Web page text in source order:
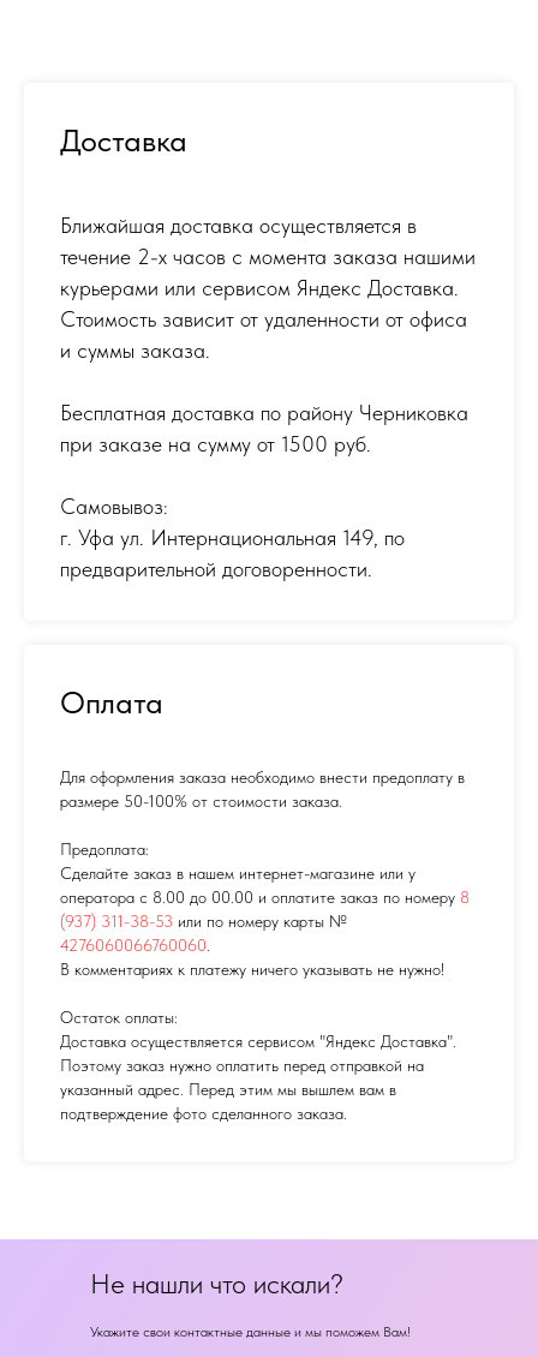
Доставка
Ближайшая доставка осуществляется в
течение 2-х часов с момента заказа нашими
курьерами или сервисом Яндекс Доставка.
Стоимость зависит от удаленности от офиса
и суммы заказа.
Бесплатная доставка по району Черниковка
при заказе на сумму от 1500 руб.
Самовывоз:
г. Уфа ул. Интернациональная 149, по
предварительной договоренности.
Оплата
Для оформления заказа необходимо внести предоплату в
размере 50-100% от стоимости заказа.
Предоплата:
Сделайте заказ в нашем интернет-магазине или у
оператора с 8.00 до 00.00 и оплатите заказ по номеру 8
(937) 311-38-53 или по номеру карты №
4276060066760060
В комментариях к платежу ничего указывать не нужно!
Остаток оплаты:
Доставка осуществляется сервисом "Яндекс Доставка".
Поэтому заказ нужно оплатить перед отправкой на
указанный адрес. Перед этим мы вышлем вам в
подтверждение фото сделанного заказа.
Не нашли что искали?
Укажите свои контактные данные и мы поможем Вам!